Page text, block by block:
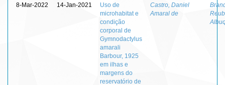
8-Mar-2022 14-Jan-2021
Uso de
microhabitat e
condição
corporal de
Gymnodactylus
amarali
Barbour, 1925
em ilhas e
margens do
reservatório de
Castro, Daniel
Amaral de